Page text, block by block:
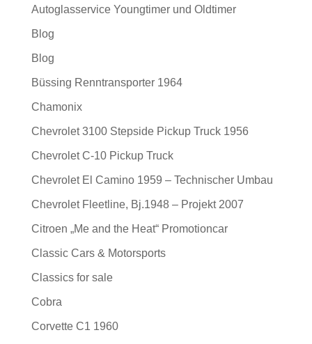
Autoglasservice Youngtimer und Oldtimer
Blog
Blog
Büssing Renntransporter 1964
Chamonix
Chevrolet 3100 Stepside Pickup Truck 1956
Chevrolet C-10 Pickup Truck
Chevrolet El Camino 1959 – Technischer Umbau
Chevrolet Fleetline, Bj.1948 – Projekt 2007
Citroen „Me and the Heat“ Promotioncar
Classic Cars & Motorsports
Classics for sale
Cobra
Corvette C1 1960